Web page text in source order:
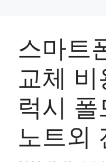
스마트
교체
럭시
노트외